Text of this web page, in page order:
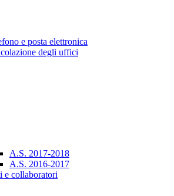
e posta elettronica
degli uffici
A.S. 2017-2018
A.S. 2016-2017
e collaboratori